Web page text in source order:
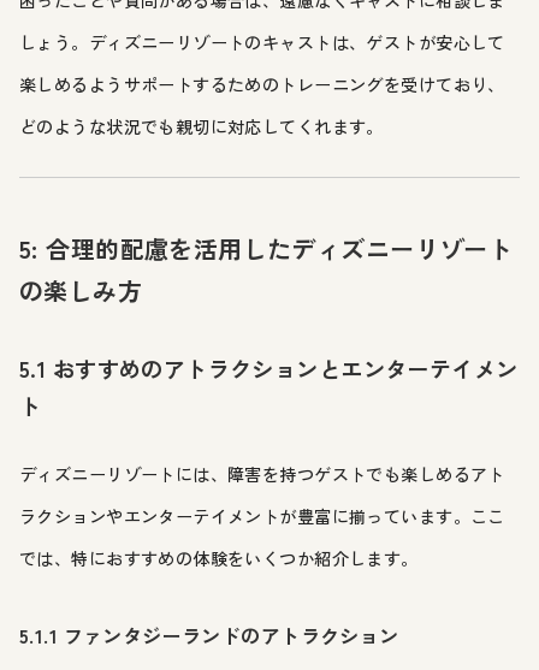
しょう。ディズニーリゾートのキャストは、ゲストが安心して
楽しめるようサポートするためのトレーニングを受けており、
どのような状況でも親切に対応してくれます。
5: 合理的配慮を活用したディズニーリゾート
の楽しみ方
5.1 おすすめのアトラクションとエンターテイメン
ト
ディズニーリゾートには、障害を持つゲストでも楽しめるアト
ラクションやエンターテイメントが豊富に揃っています。ここ
では、特におすすめの体験をいくつか紹介します。
5.1.1 ファンタジーランドのアトラクション